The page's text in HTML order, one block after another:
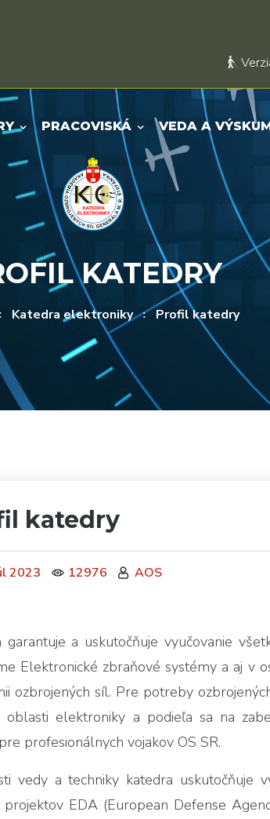
PRACOVISKÁ VEDA A
KATEDRY
Katedra elektroniky Profil katedry
katedry
2023 12976 AOS
garantuje a uskutočňuje vyučovanie
Elektronické zbraňové systémy a aj v
ozbrojených síl. Pre potreby
oblasti elektroniky a podieľa sa na
profesionálnych vojakov OS SR.
vedy a techniky katedra uskutočňuje
EDA (European Defense